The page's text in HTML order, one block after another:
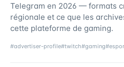
Telegram en 2026 — formats
régionale et ce que les
cette plateforme de gaming.
#advertiser-profile#twitch#gaming#